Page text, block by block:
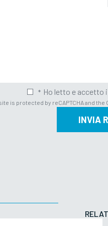
Ho letto e accetto
is protected by reCAPTCHA and the
INVIA